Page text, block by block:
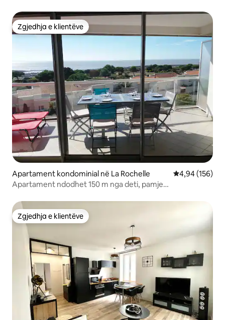
Zgjedhja e klientëve
Zgjedhja e klientëve
Apartament kondominial në La Rochelle Vlerësimi
4,94 (156)
Apartament ndodhet 150 m nga deti, pamje
Zgjedhja e klientëve
Zgjedhja e klientëve